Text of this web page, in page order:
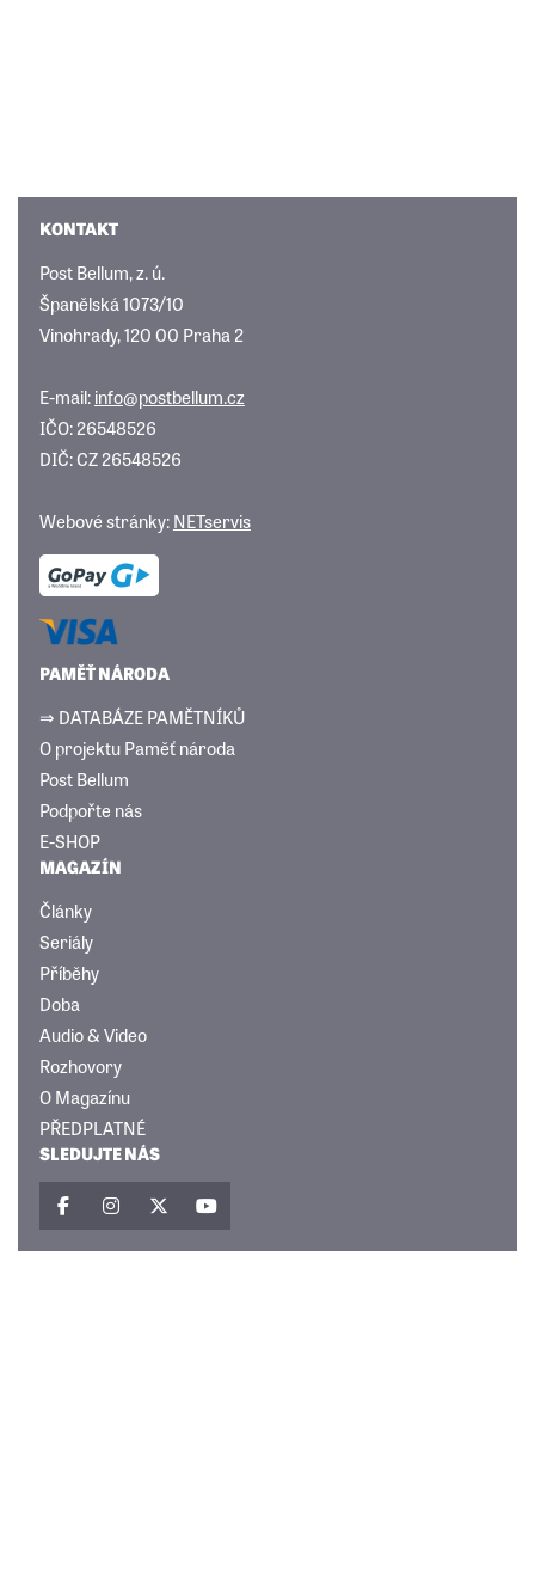
KONTAKT
Post Bellum, z. ú.
Španělská 1073/10
Vinohrady, 120 00 Praha 2
E-mail:info@postbellum.cz
IČO: 26548526
DIČ: CZ 26548526
Webové stránky:NETservis
PAMĚŤ NÁRODA
⇒ DATABÁZE PAMĚTNÍKŮ
O projektu Paměť národa
Post Bellum
Podpořte nás
E-SHOP
MAGAZÍN
Články
Seriály
Příběhy
Doba
Audio & Video
Rozhovory
O Magazínu
PŘEDPLATNÉ
SLEDUJTE NÁS